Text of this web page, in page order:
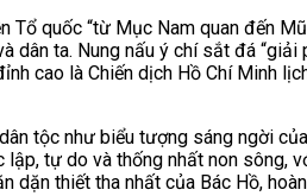
quốc “từ Mục Nam quan đến
ta. Nung nấu ý chí sắt đá “giải
cao là Chiến dịch Hồ Chí Minh
tộc như biểu tượng sáng ngời
tự do và thống nhất non sông,
dặn thiết tha nhất của Bác Hồ,